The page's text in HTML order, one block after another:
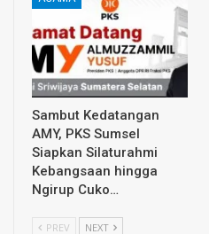
Sambut Kedatangan
AMY, PKS Sumsel
Siapkan Silaturahmi
Kebangsaan hingga
Ngirup Cuko…
PREV NEXT